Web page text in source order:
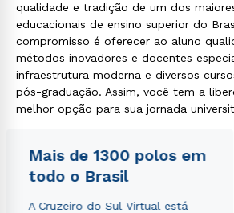
qualidade e tradição de um dos
educacionais de ensino superior do
compromisso é oferecer ao aluno
métodos inovadores e docentes
infraestrutura moderna e diversos
pós-graduação. Assim, você tem a
melhor opção para sua jornada
Mais de 1300 polos em
todo o Brasil
A Cruzeiro do Sul Virtual está
Rápido e fácil
WhatsApp
ou
Estou de acordo com a Política de
autorizo que meus dados sejam
envio de conteúdos da Cruzeiro do Sul.